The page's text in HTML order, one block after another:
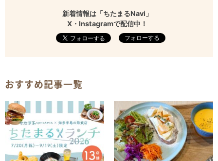
新着情報は「ちたまるNavi」
X・Instagramで配信中！
フォローする
おすすめ記事一覧